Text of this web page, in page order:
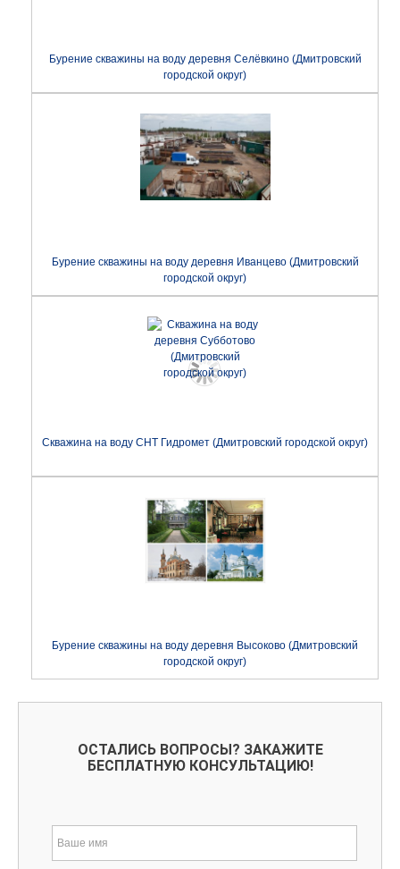
Бурение скважины на воду деревня Селёвкино (Дмитровский
городской округ)
Бурение скважины на воду деревня Иванцево (Дмитровский
городской округ)
Скважина на воду СНТ Гидромет (Дмитровский городской округ)
Бурение скважины на воду деревня Высоково (Дмитровский
городской округ)
ОСТАЛИСЬ ВОПРОСЫ? ЗАКАЖИТЕ
БЕСПЛАТНУЮ КОНСУЛЬТАЦИЮ!